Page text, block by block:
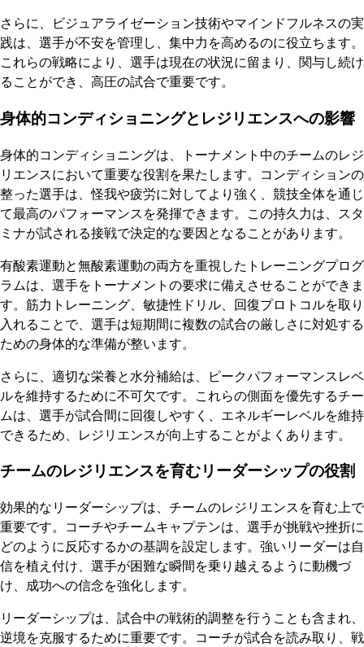
さらに、ビジュアライゼーション技術やマインドフルネスの実
践は、選手が不安を管理し、集中力を高めるのに役立ちます。
これらの戦略により、選手は現在の状況に留まり、関与し続け
ることができ、高圧の試合で重要です。
身体的コンディショニングとレジリエンスへの影響
身体的コンディショニングは、トーナメント中のチームのレジ
リエンスにおいて重要な役割を果たします。コンディションの
整った選手は、怪我や疲労に対してより強く、競技全体を通じ
て最高のパフォーマンスを発揮できます。この持久力は、スタ
ミナが試される接戦で決定的な要因となることがあります。
有酸素運動と無酸素運動の両方を重視したトレーニングプログ
ラムは、選手をトーナメントの要求に備えさせることができま
す。筋力トレーニング、敏捷性ドリル、回復プロトコルを取り
入れることで、選手は短期間に複数の試合の厳しさに対処する
ための身体的な準備が整います。
さらに、適切な栄養と水分補給は、ピークパフォーマンスレベ
ルを維持するために不可欠です。これらの側面を優先するチー
ムは、選手が試合間に回復しやすく、エネルギーレベルを維持
できるため、レジリエンスが向上することがよくあります。
チームのレジリエンスを育むリーダーシップの役割
効果的なリーダーシップは、チームのレジリエンスを育む上で
重要です。コーチやチームキャプテンは、選手が挑戦や挫折に
どのように反応するかの基調を設定します。強いリーダーは自
信を植え付け、選手が困難な瞬間を乗り越えるように動機づ
け、成功への信念を強化します。
リーダーシップは、試合中の戦術的調整を行うことも含まれ、
逆境を克服するために重要です。コーチが試合を読み取り、戦